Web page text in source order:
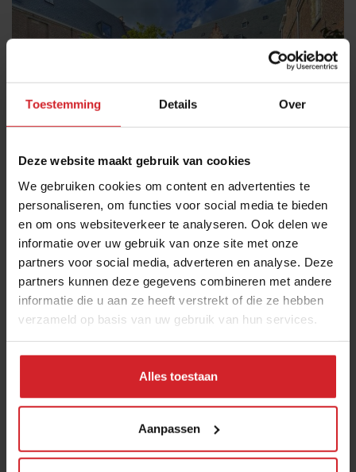
Toestemming Details Over
Deze website maakt gebruik van cookies
We gebruiken cookies om content en advertenties te
personaliseren, om functies voor social media te bieden
en om ons websiteverkeer te analyseren. Ook delen we
informatie over uw gebruik van onze site met onze
partners voor social media, adverteren en analyse. Deze
partners kunnen deze gegevens combineren met andere
informatie die u aan ze heeft verstrekt of die ze hebben
verzameld op basis van uw gebruik van hun services.
Alles toestaan
Aanpassen
Botanic Sanctuary Antwerp mixt super-de-luxe
botanische hospitality met gastronomie op
20.000 vierkante meter gerestaureerd historisch erfgoed in
22 maart 2022 | 2:47
Gastronomie Hospitality